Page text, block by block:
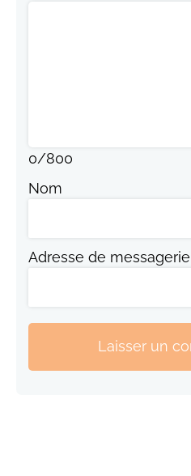
0/800
Nom
Adresse de messagerie
Laisser un